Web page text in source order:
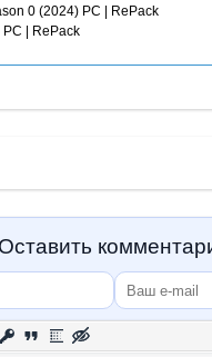
0 (2024) PC | RePack
PC | RePack
Оставить